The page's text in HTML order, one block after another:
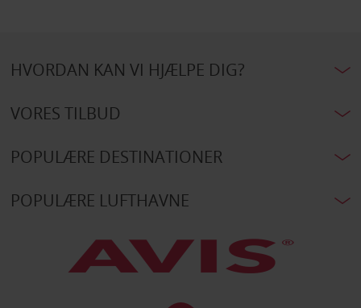
HVORDAN KAN VI HJÆLPE DIG?
VORES TILBUD
POPULÆRE DESTINATIONER
POPULÆRE LUFTHAVNE